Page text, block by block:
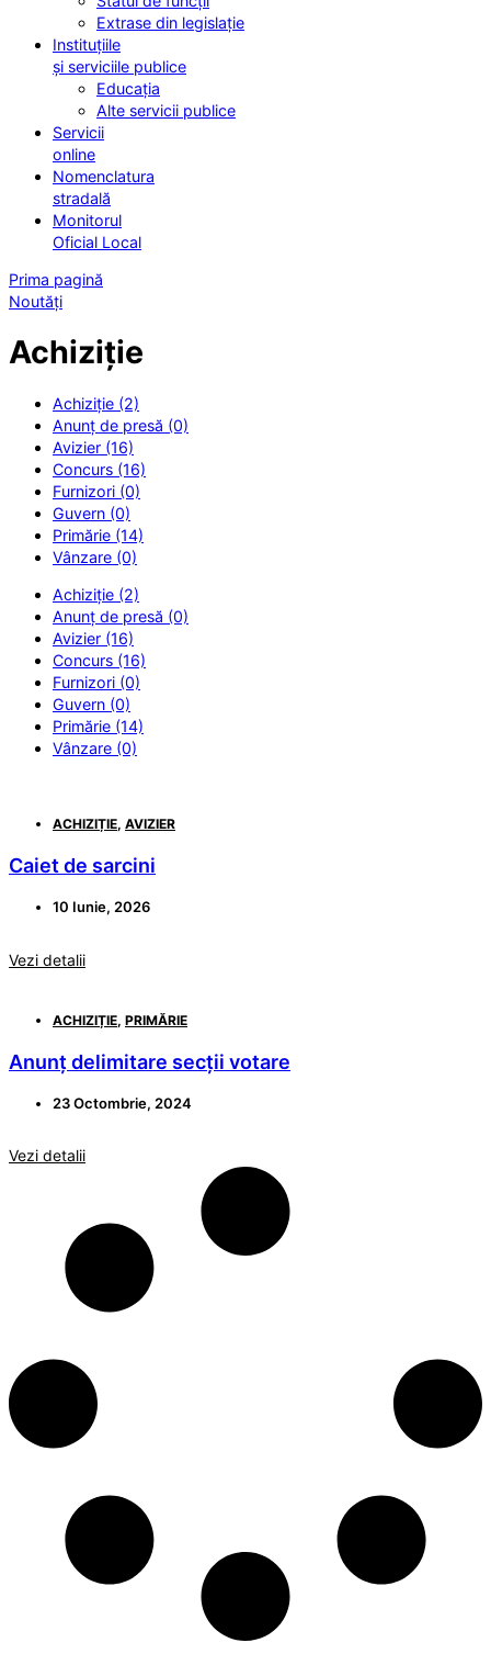
Extrase din legislație
Instituțiile
și serviciile publice
Educația
Alte servicii publice
Servicii
online
Nomenclatura
stradală
Monitorul
Oficial Local
Prima pagină
Noutăți
Achiziție
Achiziție (2)
Anunț de presă (0)
Avizier (16)
Concurs (16)
Furnizori (0)
Guvern (0)
Primărie (14)
Vânzare (0)
Achiziție (2)
Anunț de presă (0)
Avizier (16)
Concurs (16)
Furnizori (0)
Guvern (0)
Primărie (14)
Vânzare (0)
ACHIZIȚIE, AVIZIER
Caiet de sarcini
10 Iunie, 2026
Vezi detalii
ACHIZIȚIE, PRIMĂRIE
Anunț delimitare secții votare
23 Octombrie, 2024
Vezi detalii